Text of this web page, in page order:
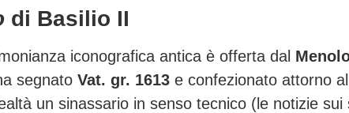
di Basilio II
iconografica antica è offerta dal
segnato Vat. gr. 1613 e confezionato attorno
un sinassario in senso tecnico (le notizie